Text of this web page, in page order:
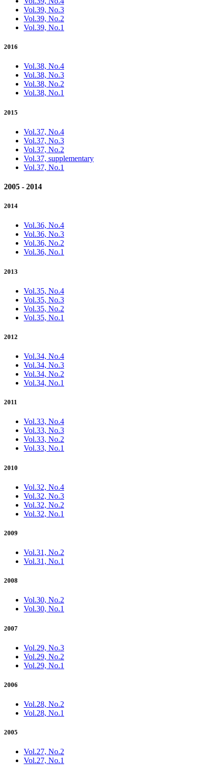
Vol.39, No.3
Vol.39, No.2
Vol.39, No.1
2016
Vol.38, No.4
Vol.38, No.3
Vol.38, No.2
Vol.38, No.1
2015
Vol.37, No.4
Vol.37, No.3
Vol.37, No.2
Vol.37, supplementary
Vol.37, No.1
2005 - 2014
2014
Vol.36, No.4
Vol.36, No.3
Vol.36, No.2
Vol.36, No.1
2013
Vol.35, No.4
Vol.35, No.3
Vol.35, No.2
Vol.35, No.1
2012
Vol.34, No.4
Vol.34, No.3
Vol.34, No.2
Vol.34, No.1
2011
Vol.33, No.4
Vol.33, No.3
Vol.33, No.2
Vol.33, No.1
2010
Vol.32, No.4
Vol.32, No.3
Vol.32, No.2
Vol.32, No.1
2009
Vol.31, No.2
Vol.31, No.1
2008
Vol.30, No.2
Vol.30, No.1
2007
Vol.29, No.3
Vol.29, No.2
Vol.29, No.1
2006
Vol.28, No.2
Vol.28, No.1
2005
Vol.27, No.2
Vol.27, No.1